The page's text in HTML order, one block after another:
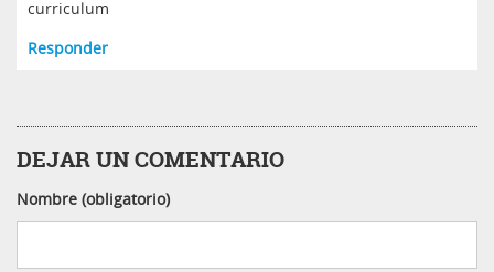
curriculum
Responder
DEJAR UN COMENTARIO
Nombre (obligatorio)